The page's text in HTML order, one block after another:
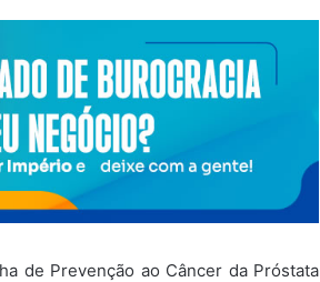
de Prevenção ao Câncer da Próstata